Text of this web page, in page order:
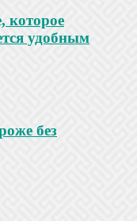
которое
удобным
без